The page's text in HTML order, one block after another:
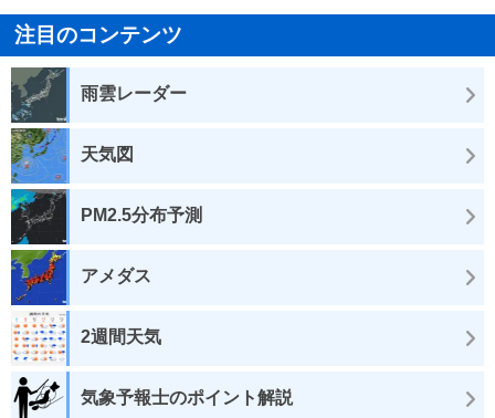
注目のコンテンツ
雨雲レーダー
天気図
PM2.5分布予測
アメダス
2週間天気
気象予報士のポイント解説